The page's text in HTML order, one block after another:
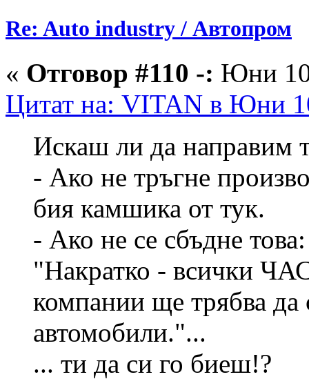
Re: Auto industry / Автопром
« Отговор #110 -: Юни
Цитат на: VITAN в Юни
Искаш ли да направим
- Ако не тръгне
бия камшика от тук.
- Ако не се сбъдне това:
"Накратко - всички
компании ще трябва да
автомобили."...
... ти да си го биеш!?